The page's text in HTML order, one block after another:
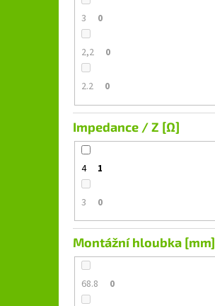
3 0
2,2 0
2.2 0
Impedance / Z [Ω]
4 1
3 0
Montážní hloubka [mm]
68.8 0